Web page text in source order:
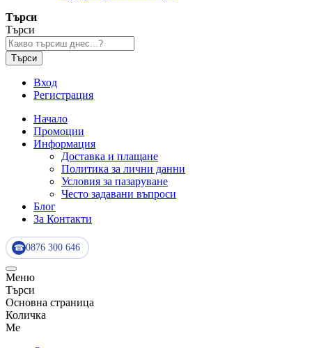
Търси
Търси
Търси
Вход
Регистрация
Начало
Промоции
Информация
Доставка и плащане
Политика за лични данни
Условия за пазаруване
Често задавани въпроси
Блог
За Контакти
☎ 0876 300 646
Меню
Търси
Основна страница
Количка
Me